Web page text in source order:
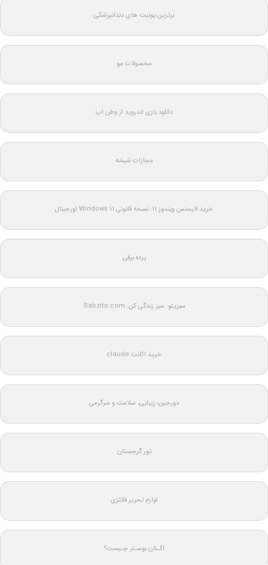
برترین یونیت های دندانپزشکی
محصولات مو
دانلود بازی اندروید از وطن اپ
مجازات شیشه
خرید لایسنس ویندوز 11: نسخه قانونی Windows 11 اورجینال
پرده برقی
سبزیتو: سبز زندگی کن: Sabzito.com
خرید اکانت claude
دورجین؛ زیبایی، سلامت و سرگرمی
تور گرجستان
لوازم تحریر فانتزی
اکـتان بوسـتر چـیست؟